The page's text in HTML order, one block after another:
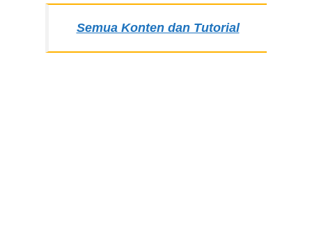
Semua Konten dan Tutorial